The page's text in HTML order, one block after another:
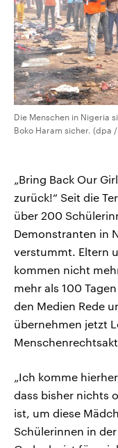
Die Menschen in Nigeria
Boko Haram sicher. (dpa
„Bring Back Our
zurück!“ Seit die
über 200
Demonstranten in
verstummt. Eltern
kommen nicht
mehr als 100
den Medien Rede
übernehmen jetzt
„Ich komme
dass bisher nichts
ist, um diese
Schülerinnen in